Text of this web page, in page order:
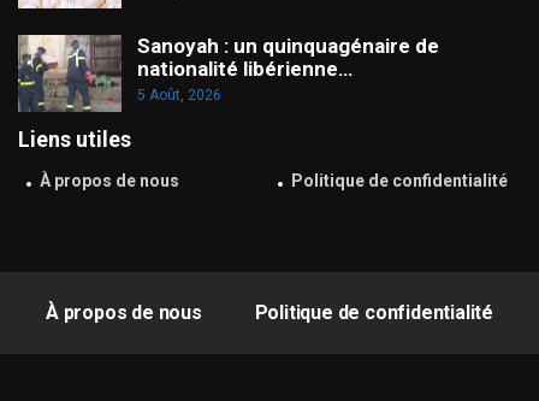
Sanoyah : un quinquagénaire de
nationalité libérienne…
5 Août, 2026
Liens utiles
À propos de nous Politique de confidentialité
À propos de nous Politique de confidentialité